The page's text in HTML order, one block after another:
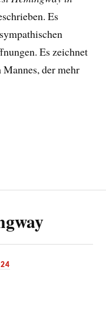
Es
Es zeichnet
der mehr